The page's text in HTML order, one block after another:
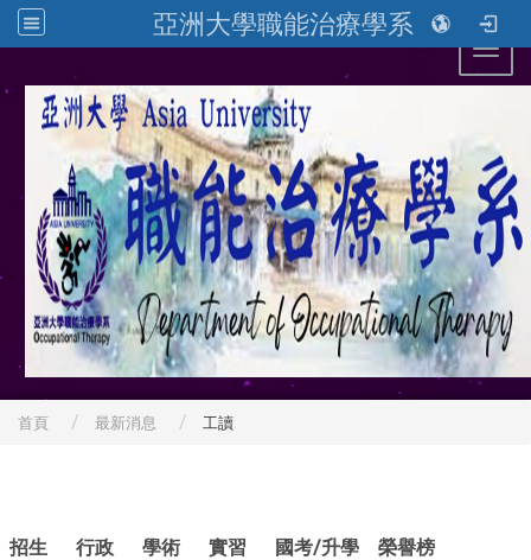
亞洲大學職能治療學系
首頁 最新消息 工讀
招生 行政 學術 實習 國考/升學 榮譽榜